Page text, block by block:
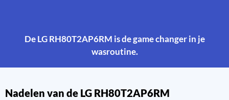
De LG RH80T2AP6RM is de game changer in je
wasroutine.
Nadelen van de LG RH80T2AP6RM